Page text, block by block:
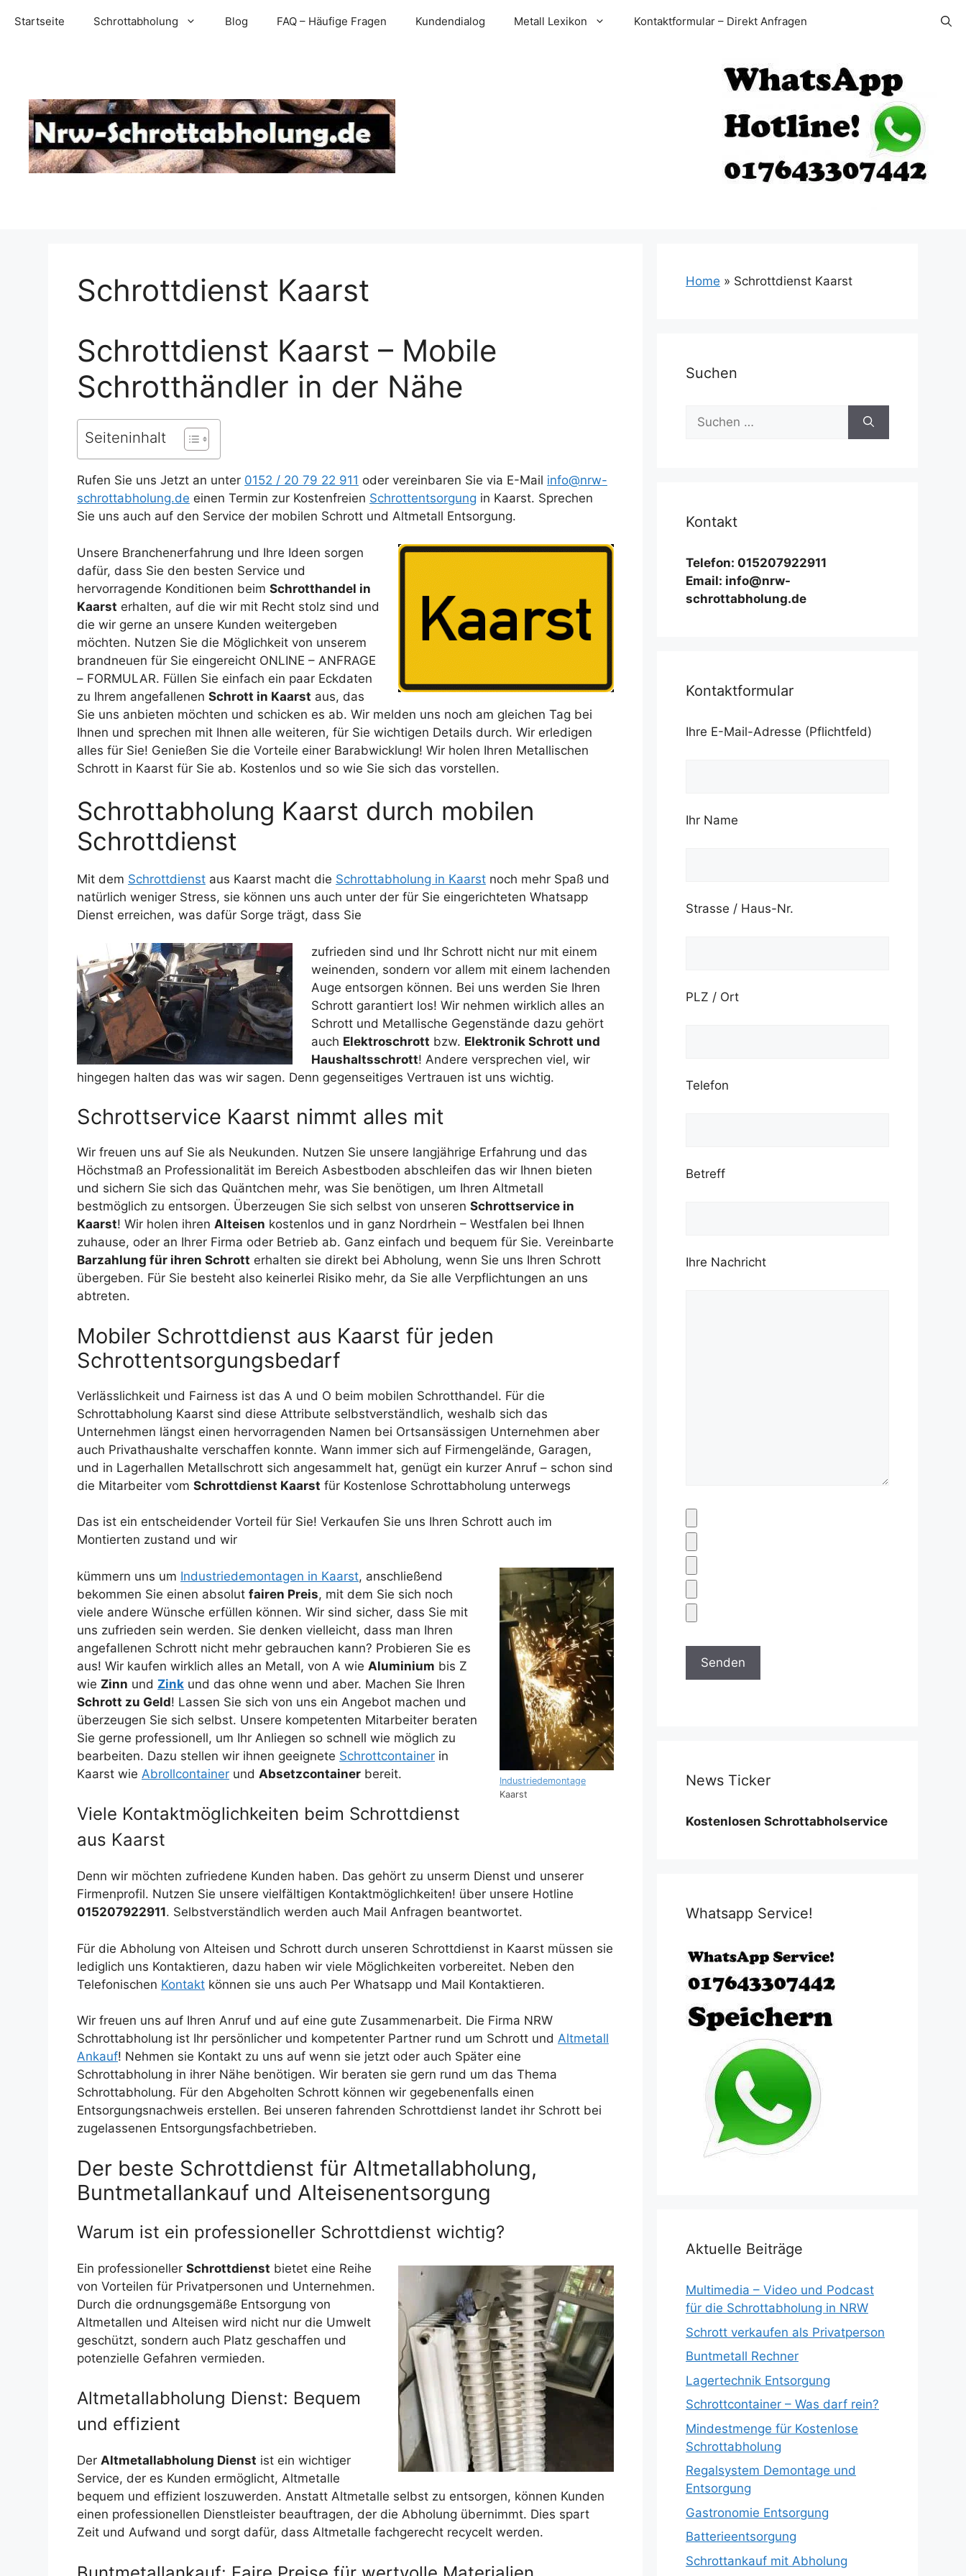
InhaltStartseite Schrottabholung Blog FAQ – Häufige Fragen Kundendialog Metall Lexikon Kontaktformular – Direkt Anfragen
Schrottdienst Kaarst
Schrottdienst Kaarst – Mobile
Schrotthändler in der Nähe
Seiteninhalt
Rufen Sie uns Jetzt an unter 0152 / 20 79 22 911 oder vereinbaren Sie via E-Mail info@nrw-
schrottabholung.de einen Termin zur Kostenfreien Schrottentsorgung in Kaarst. Sprechen
Sie uns auch auf den Service der mobilen Schrott und Altmetall Entsorgung.
Unsere Branchenerfahrung und Ihre Ideen sorgen
dafür, dass Sie den besten Service und
hervorragende Konditionen beim Schrotthandel in
Kaarst erhalten, auf die wir mit Recht stolz sind und
die wir gerne an unsere Kunden weitergeben
möchten. Nutzen Sie die Möglichkeit von unserem
brandneuen für Sie eingereicht ONLINE – ANFRAGE
– FORMULAR. Füllen Sie einfach ein paar Eckdaten
zu Ihrem angefallenen Schrott in Kaarst aus, das
Sie uns anbieten möchten und schicken es ab. Wir melden uns noch am gleichen Tag bei
Ihnen und sprechen mit Ihnen alle weiteren, für Sie wichtigen Details durch. Wir erledigen
alles für Sie! Genießen Sie die Vorteile einer Barabwicklung! Wir holen Ihren Metallischen
Schrott in Kaarst für Sie ab. Kostenlos und so wie Sie sich das vorstellen.
Schrottabholung Kaarst durch mobilen
Schrottdienst
Mit dem Schrottdienst aus Kaarst macht die Schrottabholung in Kaarst noch mehr Spaß und
natürlich weniger Stress, sie können uns auch unter der für Sie eingerichteten Whatsapp
Dienst erreichen, was dafür Sorge trägt, dass Sie
zufrieden sind und Ihr Schrott nicht nur mit einem
weinenden, sondern vor allem mit einem lachenden
Auge entsorgen können. Bei uns werden Sie Ihren
Schrott garantiert los! Wir nehmen wirklich alles an
Schrott und Metallische Gegenstände dazu gehört
auch Elektroschrott bzw. Elektronik Schrott und
Haushaltsschrott! Andere versprechen viel, wir
hingegen halten das was wir sagen. Denn gegenseitiges Vertrauen ist uns wichtig.
Schrottservice Kaarst nimmt alles mit
Wir freuen uns auf Sie als Neukunden. Nutzen Sie unsere langjährige Erfahrung und das
Höchstmaß an Professionalität im Bereich Asbestboden abschleifen das wir Ihnen bieten
und sichern Sie sich das Quäntchen mehr, was Sie benötigen, um Ihren Altmetall
bestmöglich zu entsorgen. Überzeugen Sie sich selbst von unseren Schrottservice in
Kaarst! Wir holen ihren Alteisen kostenlos und in ganz Nordrhein – Westfalen bei Ihnen
zuhause, oder an Ihrer Firma oder Betrieb ab. Ganz einfach und bequem für Sie. Vereinbarte
Barzahlung für ihren Schrott erhalten sie direkt bei Abholung, wenn Sie uns Ihren Schrott
übergeben. Für Sie besteht also keinerlei Risiko mehr, da Sie alle Verpflichtungen an uns
abtreten.
Mobiler Schrottdienst aus Kaarst für jeden
Schrottentsorgungsbedarf
Verlässlichkeit und Fairness ist das A und O beim mobilen Schrotthandel. Für die
Schrottabholung Kaarst sind diese Attribute selbstverständlich, weshalb sich das
Unternehmen längst einen hervorragenden Namen bei Ortsansässigen Unternehmen aber
auch Privathaushalte verschaffen konnte. Wann immer sich auf Firmengelände, Garagen,
und in Lagerhallen Metallschrott sich angesammelt hat, genügt ein kurzer Anruf – schon sind
die Mitarbeiter vom Schrottdienst Kaarst für Kostenlose Schrottabholung unterwegs
Das ist ein entscheidender Vorteil für Sie! Verkaufen Sie uns Ihren Schrott auch im
Montierten zustand und wir
Industriedemontage
Kaarst
kümmern uns um Industriedemontagen in Kaarst, anschließend
bekommen Sie einen absolut fairen Preis, mit dem Sie sich noch
viele andere Wünsche erfüllen können. Wir sind sicher, dass Sie mit
uns zufrieden sein werden. Sie denken vielleicht, dass man Ihren
angefallenen Schrott nicht mehr gebrauchen kann? Probieren Sie es
aus! Wir kaufen wirklich alles an Metall, von A wie Aluminium bis Z
wie Zinn und Zink und das ohne wenn und aber. Machen Sie Ihren
Schrott zu Geld! Lassen Sie sich von uns ein Angebot machen und
überzeugen Sie sich selbst. Unsere kompetenten Mitarbeiter beraten
Sie gerne professionell, um Ihr Anliegen so schnell wie möglich zu
bearbeiten. Dazu stellen wir ihnen geeignete Schrottcontainer in
Kaarst wie Abrollcontainer und Absetzcontainer bereit.
Viele Kontaktmöglichkeiten beim Schrottdienst
aus Kaarst
Denn wir möchten zufriedene Kunden haben. Das gehört zu unserm Dienst und unserer
Firmenprofil. Nutzen Sie unsere vielfältigen Kontaktmöglichkeiten! über unsere Hotline
015207922911. Selbstverständlich werden auch Mail Anfragen beantwortet.
Für die Abholung von Alteisen und Schrott durch unseren Schrottdienst in Kaarst müssen sie
lediglich uns Kontaktieren, dazu haben wir viele Möglichkeiten vorbereitet. Neben den
Telefonischen Kontakt können sie uns auch Per Whatsapp und Mail Kontaktieren.
Wir freuen uns auf Ihren Anruf und auf eine gute Zusammenarbeit. Die Firma NRW
Schrottabholung ist Ihr persönlicher und kompetenter Partner rund um Schrott und Altmetall
Ankauf! Nehmen sie Kontakt zu uns auf wenn sie jetzt oder auch Später eine
Schrottabholung in ihrer Nähe benötigen. Wir beraten sie gern rund um das Thema
Schrottabholung. Für den Abgeholten Schrott können wir gegebenenfalls einen
Entsorgungsnachweis erstellen. Bei unseren fahrenden Schrottdienst landet ihr Schrott bei
zugelassenen Entsorgungsfachbetrieben.
Der beste Schrottdienst für Altmetallabholung,
Buntmetallankauf und Alteisenentsorgung
Warum ist ein professioneller Schrottdienst wichtig?
Ein professioneller Schrottdienst bietet eine Reihe
von Vorteilen für Privatpersonen und Unternehmen.
Durch die ordnungsgemäße Entsorgung von
Altmetallen und Alteisen wird nicht nur die Umwelt
geschützt, sondern auch Platz geschaffen und
potenzielle Gefahren vermieden.
Altmetallabholung Dienst: Bequem
und effizient
Der Altmetallabholung Dienst ist ein wichtiger
Service, der es Kunden ermöglicht, Altmetalle
bequem und effizient loszuwerden. Anstatt Altmetalle selbst zu entsorgen, können Kunden
einen professionellen Dienstleister beauftragen, der die Abholung übernimmt. Dies spart
Zeit und Aufwand und sorgt dafür, dass Altmetalle fachgerecht recycelt werden.
Home » Schrottdienst Kaarst
Suchen
Suchen
nach:
Kontakt
Telefon: 015207922911
Email: info@nrw-
schrottabholung.de
Kontaktformular
Ihre E-Mail-Adresse (Pflichtfeld)
Ihr Name
Strasse / Haus-Nr.
PLZ / Ort
Telefon
Betreff
Ihre Nachricht
News Ticker
Für unseren Kostenlosen Schrottabholservice benötigen wir
Whatsapp Service!
Aktuelle Beiträge
Multimedia – Video und Podcast
für die Schrottabholung in NRW
Schrott verkaufen als Privatperson
Buntmetall Rechner
Lagertechnik Entsorgung
Schrottcontainer – Was darf rein?
Mindestmenge für Kostenlose
Schrottabholung
Regalsystem Demontage und
Entsorgung
Gastronomie Entsorgung
Batterieentsorgung
Schrottankauf mit Abholung